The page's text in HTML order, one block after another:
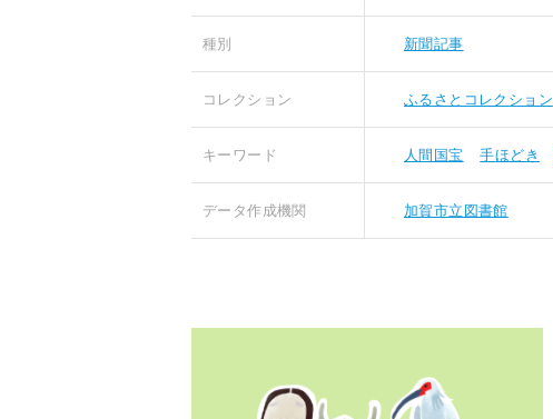
種別 新聞記事
コレクション ふるさとコレクション
キーワード 人間国宝 手ほどき
データ作成機関 加賀市立図書館